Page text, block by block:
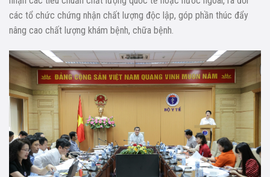
các tổ chức chứng nhận chất lượng độc lập, góp phần thúc đẩy
nâng cao chất lượng khám bệnh, chữa bệnh.